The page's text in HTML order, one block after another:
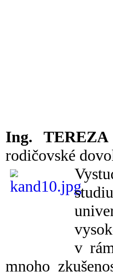
Ing.
rodičovské
v
mnoho